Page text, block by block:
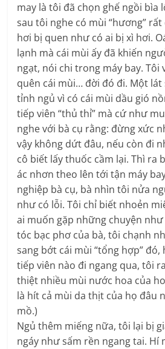
may là tôi đã chọn ghế ngồi bìa
sau tôi nghe có mùi “hương”
hơi bị quen như có ai bị xì hơi.
lạnh mà cái mùi ấy đã khiến
ngạt, nói chi trong máy bay. Tôi
quên cái mùi… đời đó đi. Một
tỉnh ngủ vì có cái mùi dầu gió
tiếp viên “thủ thỉ” mà cứ như
nghe với bà cụ rằng: đừng xức
vậy không dứt đâu, nếu còn đi
cô biết lấy thuốc cầm lại. Thì ra
ác nhơn theo lên tới tận máy
nghiệp bà cụ, bà nhìn tôi nửa
như có lỗi. Tôi chỉ biết nhoẻn
ai muốn gặp những chuyện
tóc bạc phơ của bà, tôi chạnh
sang bớt cái mùi “tổng hợp”
tiếp viên nào đi ngang qua, tôi
thiệt nhiều mùi nước hoa của
là hít cả mùi da thịt của họ đâu
mồ.)
Ngủ thêm miếng nữa, tôi lại bị
ngáy như sấm rền ngang tai. Hí